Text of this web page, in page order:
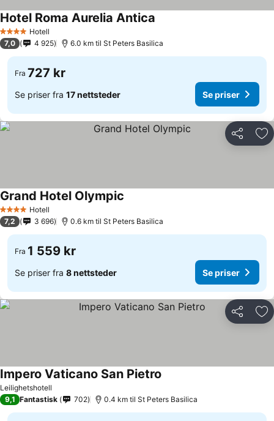
4 StjernerHotell
Hotel Roma Aurelia Antica
7,0 4 925 6.0 km til St Peters Basilica
Fra 727 kr
Se priser fra 17 nettsteder Se priser
Del
4 StjernerHotell
Grand Hotel Olympic
7,2 3 696 0.6 km til St Peters Basilica
Fra 1 559 kr
Se priser fra 8 nettsteder Se priser
Del
Leilighetshotell
Impero Vaticano San Pietro
9,1 Fantastisk 702 0.4 km til St Peters Basilica